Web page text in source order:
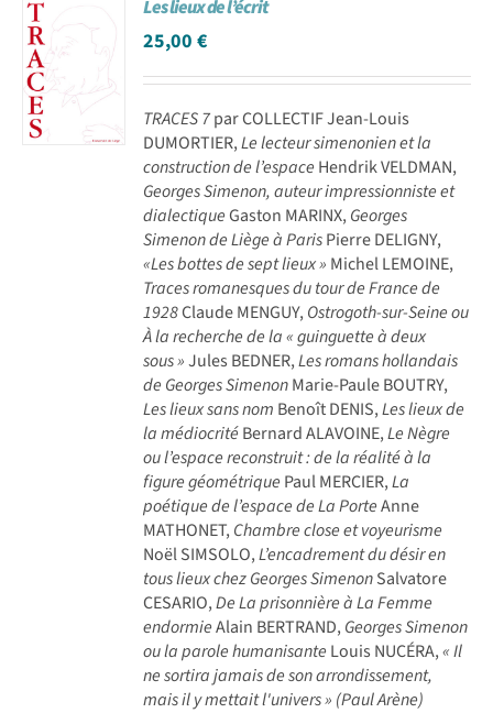
Les lieux de l’écrit
25,00€
TRACES 7par COLLECTIF Jean-Louis
DUMORTIER,Le lecteur simenonien et la
construction de l’espace Hendrik VELDMAN,
Georges Simenon, auteur impressionniste et
dialectiqueGaston MARINX,Georges
Simenon de Liège à ParisPierre DELIGNY,
«Les bottes de sept lieux » Michel LEMOINE,
Traces romanesques du tour de France de
1928Claude MENGUY,Ostrogoth-sur-Seine ou
À la recherche de la « guinguette à deux
sous »Jules BEDNER,Les romans hollandais
de Georges SimenonMarie-Paule BOUTRY,
Les lieux sans nom Benoît DENIS,Les lieux de
la médiocritéBernard ALAVOINE,Le Nègre
ou l’espace reconstruit : de la réalité à la
figure géométrique Paul MERCIER,La
poétique de l’espace de La PorteAnne
MATHONET,Chambre close et voyeurisme
Noël SIMSOLO,L’encadrement du désir en
tous lieux chez Georges SimenonSalvatore
CESARIO,De La prisonnière à La Femme
endormieAlain BERTRAND,Georges Simenon
ou la parole humanisante Louis NUCÉRA,« Il
ne sortira jamais de son arrondissement,
mais il y mettait l'univers » (Paul Arène)